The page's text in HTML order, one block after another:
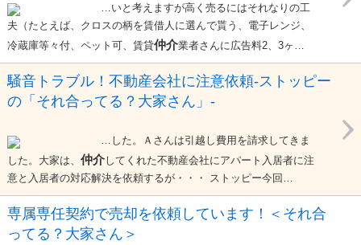
…いと考えますが高く売るにはそれなりの工
夫（たとえば、クロスの柄を賃借人に選んで貰う、電子レンジ、
冷蔵庫等々付、ペット可、賃貸仲介業者さんに広告料2、3ヶ…
騒音トラブル！不動産会社に注意依頼-ストッピー
の「それ合ってる？大家さん」-
…した。Ａさんは引越し費用を請求してきま
した。大家は、 仲介してくれた不動産会社にアパート入居者に注
意と入居者の対応解決を依頼するが・・・ ストッピー今回…
専属専任契約で売却を依頼しています！＜それ合
ってる？大家さん＞